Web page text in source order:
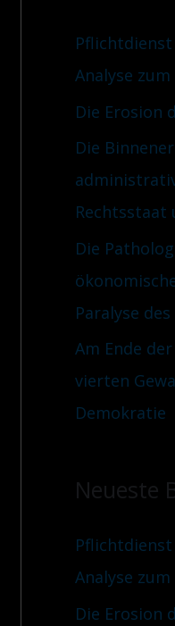
a
c
h
:
Analyse
Die Erosion
Die
Die
Paralyse
Am Ende
vierten
Demokratie
Neueste
Analyse
Die Erosion
i
e
n